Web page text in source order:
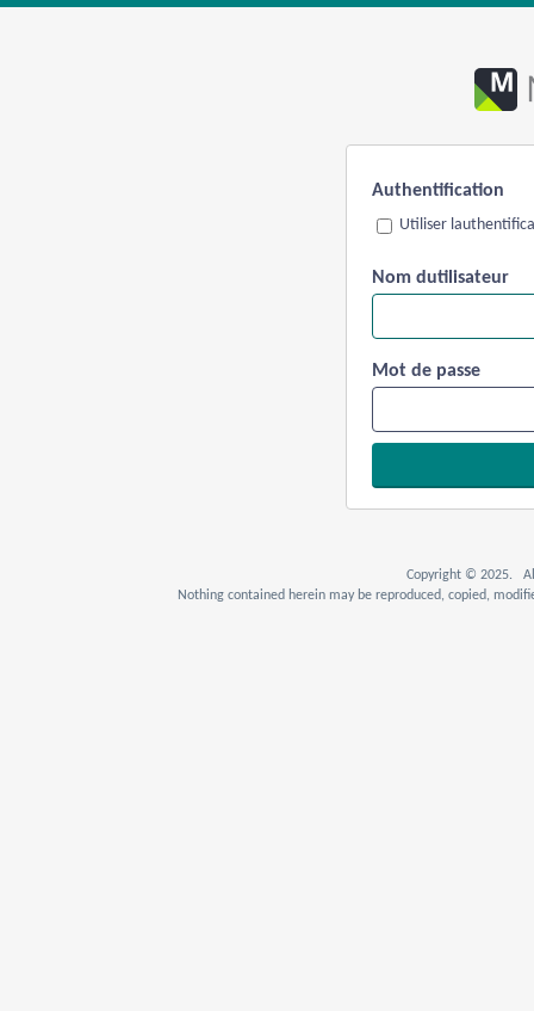
Authentification
Utiliser
Nom dutilisateur
Mot de passe
Copyright © 2025. All
Nothing contained herein may be reproduced, copied,